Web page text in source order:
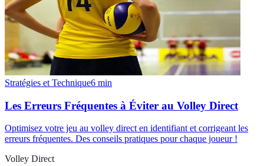
Stratégies et Technique6 min
Les Erreurs Fréquentes à Éviter au Volley Direct
Optimisez votre jeu au volley direct en identifiant et corrigeant les
erreurs fréquentes. Des conseils pratiques pour chaque joueur !
Volley Direct